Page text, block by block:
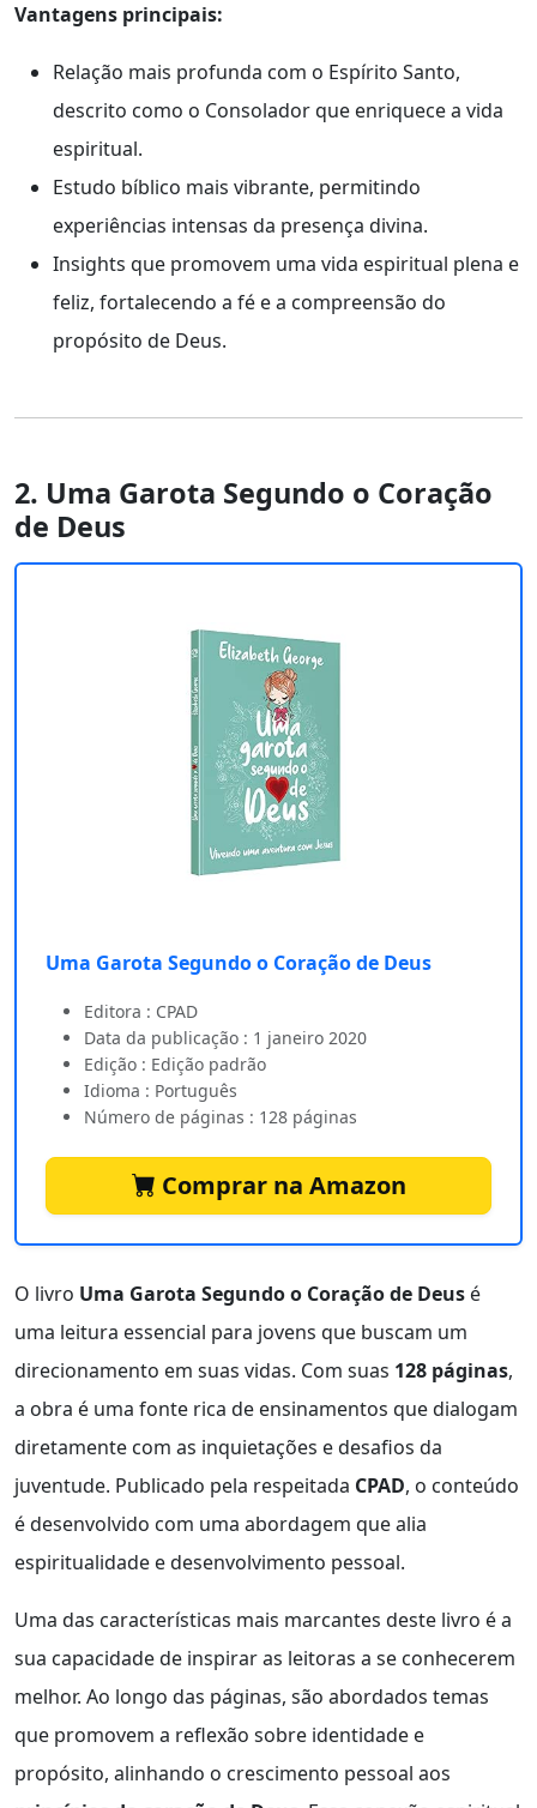
Vantagens principais:
Relação mais profunda com o Espírito Santo,
descrito como o Consolador que enriquece a vida
espiritual.
Estudo bíblico mais vibrante, permitindo
experiências intensas da presença divina.
Insights que promovem uma vida espiritual plena e
feliz, fortalecendo a fé e a compreensão do
propósito de Deus.
2. Uma Garota Segundo o Coração
de Deus
Uma Garota Segundo o Coração de Deus
Editora : CPAD
Data da publicação : 1 janeiro 2020
Edição : Edição padrão
Idioma : Português
Número de páginas : 128 páginas
Comprar na Amazon
O livro Uma Garota Segundo o Coração de Deus é
uma leitura essencial para jovens que buscam um
direcionamento em suas vidas. Com suas 128 páginas,
a obra é uma fonte rica de ensinamentos que dialogam
diretamente com as inquietações e desafios da
juventude. Publicado pela respeitada CPAD, o conteúdo
é desenvolvido com uma abordagem que alia
espiritualidade e desenvolvimento pessoal.
Uma das características mais marcantes deste livro é a
sua capacidade de inspirar as leitoras a se conhecerem
melhor. Ao longo das páginas, são abordados temas
que promovem a reflexão sobre identidade e
propósito, alinhando o crescimento pessoal aos